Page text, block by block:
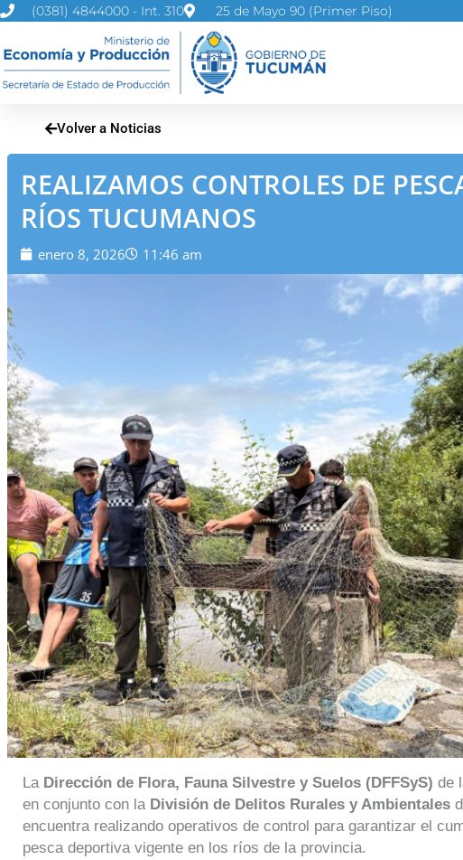
Ir
contenido
(0381) 4844000 - Int. 310 25 de Mayo 90 (Primer Piso)
Volver a Noticias
REALIZAMOS CONTROLES DE
RÍOS TUCUMANOS
enero 8, 2026 11:46 am
La Dirección de Flora, Fauna Silvestre y Suelos (DFFSyS) de
en conjunto con la División de Delitos Rurales y Ambientales
encuentra realizando operativos de control para garantizar el
pesca deportiva vigente en los ríos de la provincia.